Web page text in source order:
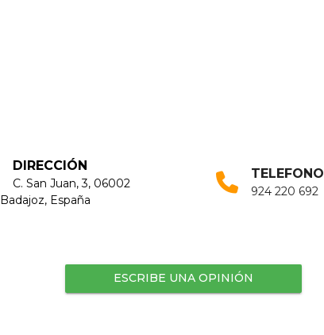
DIRECCIÓN
C. San Juan, 3, 06002
Badajoz, España
TELEFONO
924 220 692
ESCRIBE UNA OPINIÓN